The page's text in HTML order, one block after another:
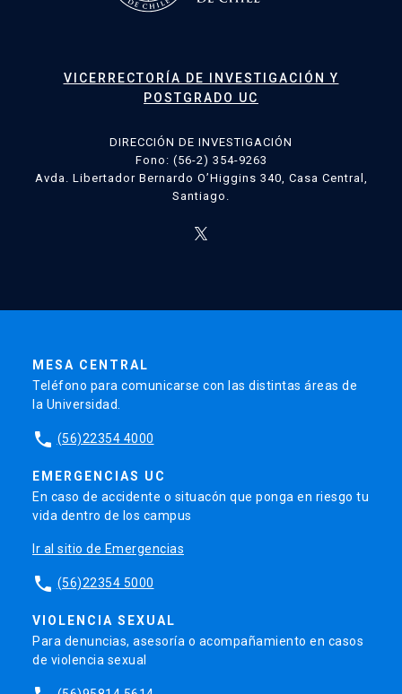
VICERRECTORÍA DE INVESTIGACIÓN Y
POSTGRADO UC
DIRECCIÓN DE INVESTIGACIÓN
Fono: (56-2) 354-9263
Avda. Libertador Bernardo O’Higgins 340, Casa Central,
Santiago.
MESA CENTRAL
Teléfono para comunicarse con las distintas áreas de
la Universidad.
phone (56)22354 4000
EMERGENCIAS UC
En caso de accidente o situacón que ponga en riesgo tu
vida dentro de los campus
Ir al sitio de Emergencias
phone (56)22354 5000
VIOLENCIA SEXUAL
Para denuncias, asesoría o acompañamiento en casos
de violencia sexual